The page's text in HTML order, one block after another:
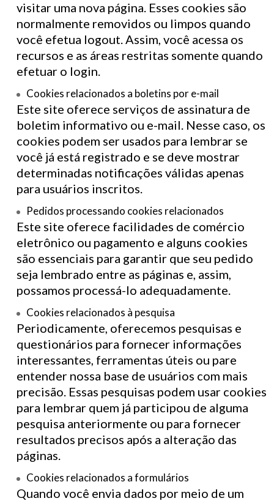
visitar uma nova página. Esses cookies são
normalmente removidos ou limpos quando
você efetua logout. Assim, você acessa os
recursos e as áreas restritas somente quando
efetuar o login.
Cookies relacionados a boletins por e-mail
Este site oferece serviços de assinatura de
boletim informativo ou e-mail. Nesse caso, os
cookies podem ser usados para lembrar se
você já está registrado e se deve mostrar
determinadas notificações válidas apenas
para usuários inscritos.
Pedidos processando cookies relacionados
Este site oferece facilidades de comércio
eletrônico ou pagamento e alguns cookies
são essenciais para garantir que seu pedido
seja lembrado entre as páginas e, assim,
possamos processá-lo adequadamente.
Cookies relacionados à pesquisa
Periodicamente, oferecemos pesquisas e
questionários para fornecer informações
interessantes, ferramentas úteis ou pare
entender nossa base de usuários com mais
precisão. Essas pesquisas podem usar cookies
para lembrar quem já participou de alguma
pesquisa anteriormente ou para fornecer
resultados precisos após a alteração das
páginas.
Cookies relacionados a formulários
Quando você envia dados por meio de um